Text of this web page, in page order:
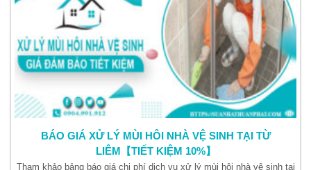
BÁO GIÁ XỬ LÝ MÙI HÔI NHÀ VỆ SINH TẠI TỪ
LIÊM【TIẾT KIỆM 10%】
Tham khảo bảng báo giá chi phí dịch vụ xử lý mùi hôi nhà vệ sinh tại